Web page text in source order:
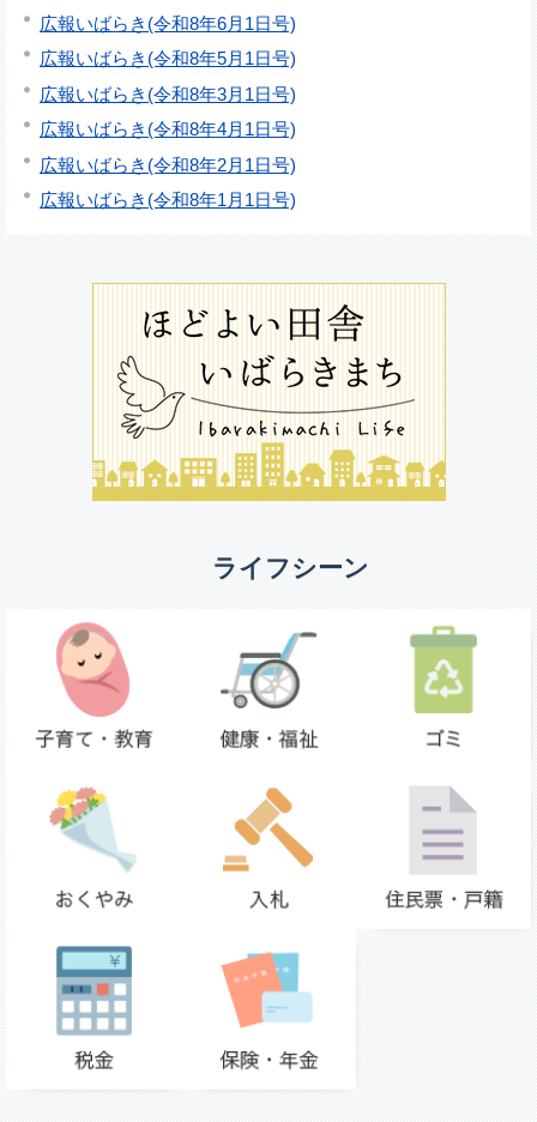
広報いばらき(令和8年6月1日号)
広報いばらき(令和8年5月1日号)
広報いばらき(令和8年3月1日号)
広報いばらき(令和8年4月1日号)
広報いばらき(令和8年2月1日号)
広報いばらき(令和8年1月1日号)
ライフシーン